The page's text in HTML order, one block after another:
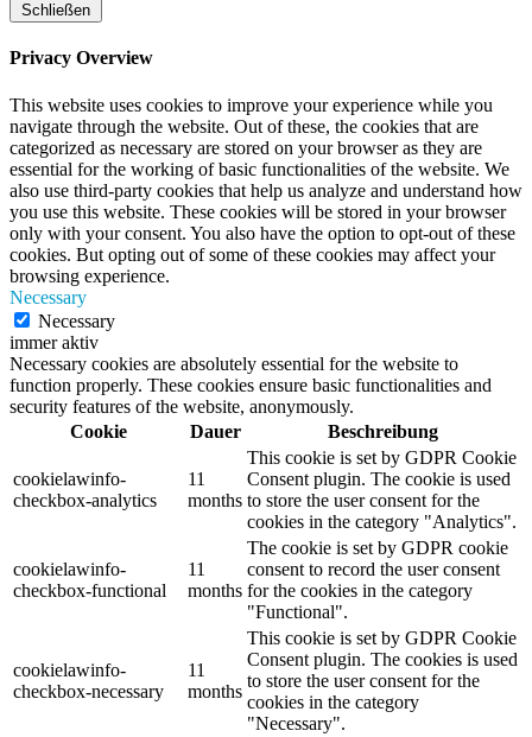
Schließen
Privacy Overview
This website uses cookies to improve your experience while you
navigate through the website. Out of these, the cookies that are
categorized as necessary are stored on your browser as they are
essential for the working of basic functionalities of the website. We
also use third-party cookies that help us analyze and understand how
you use this website. These cookies will be stored in your browser
only with your consent. You also have the option to opt-out of these
cookies. But opting out of some of these cookies may affect your
browsing experience.
Necessary
Necessary
immer aktiv
Necessary cookies are absolutely essential for the website to
function properly. These cookies ensure basic functionalities and
security features of the website, anonymously.
Cookie
Dauer Beschreibung
cookielawinfo-
checkbox-analytics
11
months
This cookie is set by GDPR Cookie
Consent plugin. The cookie is used
to store the user consent for the
cookies in the category "Analytics".
cookielawinfo-
checkbox-functional
11
months
The cookie is set by GDPR cookie
consent to record the user consent
for the cookies in the category
"Functional".
cookielawinfo-
checkbox-necessary
11
months
This cookie is set by GDPR Cookie
Consent plugin. The cookies is used
to store the user consent for the
cookies in the category
"Necessary".